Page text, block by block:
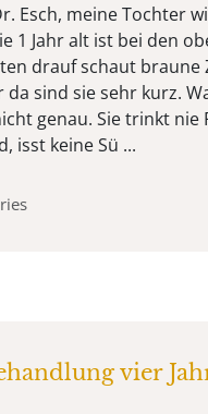
Esch, meine Tochter
1 Jahr alt ist bei den
drauf schaut braune
da sind sie sehr kurz.
genau. Sie trinkt nie
isst keine Sü ...
vier